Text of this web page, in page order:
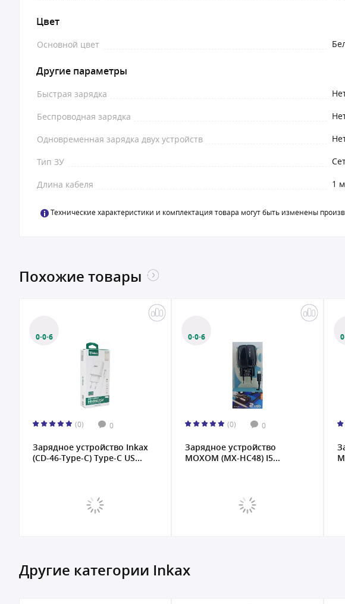
Цвет
Основной цвет
Другие параметры
Быстрая зарядка
Беспроводная зарядка
Одновременная зарядка двух устройств
Тип ЗУ
Длина кабеля 1 м
Технические характеристики и комплектация товара могут быть изменены
Похожие товары
0·0·6
(0) 0
Зарядное устройство Inkax
(CD-46-Type-C) Type-C US...
0·0·6
(0) 0
Зарядное устройство
MOXOM (MX-HC48) I5...
Другие категории Inkax